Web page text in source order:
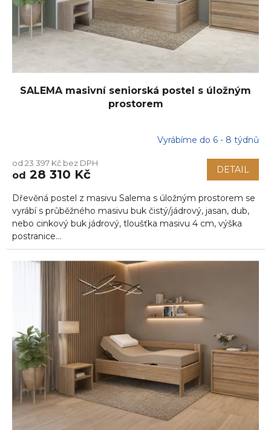
SALEMA masivní seniorská postel s úložným
prostorem
Vyrábíme do 6 - 8 týdnů
od 23 397 Kč bez DPH
od 28 310 Kč DETAIL
Dřevěná postel z masivu Salema s úložným prostorem se
vyrábí s průběžného masivu buk čistý/jádrový, jasan, dub,
nebo cinkový buk jádrový, tloušťka masivu 4 cm, výška
postranice...